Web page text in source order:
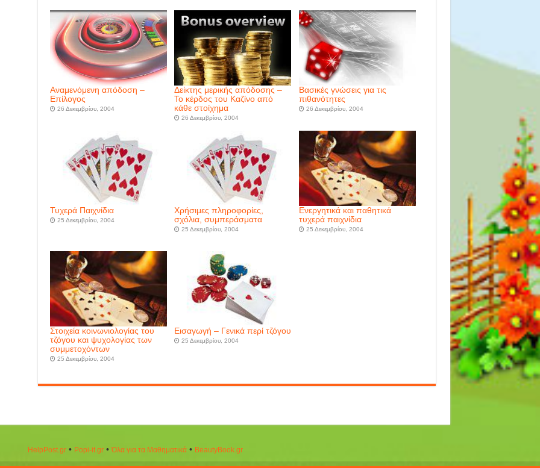
Αναμενόμενη απόδοση –
Επίλογος
26 Δεκεμβρίου, 2004
Δείκτης μερικής απόδοσης –
Το κέρδος του Καζίνο από
κάθε στοίχημα
26 Δεκεμβρίου, 2004
Βασικές γνώσεις για τις
πιθανότητες
26 Δεκεμβρίου, 2004
Τυχερά Παιχνίδια
25 Δεκεμβρίου, 2004
Χρήσιμες πληροφορίες,
σχόλια, συμπεράσματα
25 Δεκεμβρίου, 2004
Ενεργητικά και παθητικά
τυχερά παιχνίδια
25 Δεκεμβρίου, 2004
Στοιχεία κοινωνιολογίας του
τζόγου και ψυχολογίας των
συμμετοχόντων
25 Δεκεμβρίου, 2004
Εισαγωγή – Γενικά περί τζόγου
25 Δεκεμβρίου, 2004
HelpPost.gr• Popi-it.gr•Όλα για τα Μαθηματικά• ΒeautyΒook.gr